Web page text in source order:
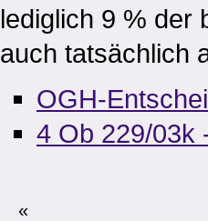
lediglich 9 % der
auch tatsächlich
OGH-
4 Ob 229/03k
«